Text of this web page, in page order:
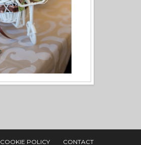
COOKIE POLICY CONTACT